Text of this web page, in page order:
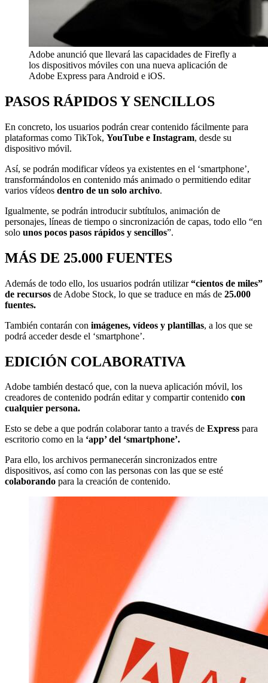
Adobe anunció que llevará las capacidades de Firefly a
los dispositivos móviles con una nueva aplicación de
Adobe Express para Android e iOS.
PASOS RÁPIDOS Y SENCILLOS
En concreto, los usuarios podrán crear contenido fácilmente para
plataformas como TikTok, YouTube e Instagram, desde su
dispositivo móvil.
Así, se podrán modificar vídeos ya existentes en el ‘smartphone’,
transformándolos en contenido más animado o permitiendo editar
varios vídeos dentro de un solo archivo.
Igualmente, se podrán introducir subtítulos, animación de
personajes, líneas de tiempo o sincronización de capas, todo ello “en
solo unos pocos pasos rápidos y sencillos”.
MÁS DE 25.000 FUENTES
Además de todo ello, los usuarios podrán utilizar“cientos de miles”
de recursos de Adobe Stock, lo que se traduce en más de 25.000
fuentes.
También contarán con imágenes, vídeos y plantillas, a los que se
podrá acceder desde el ‘smartphone’.
EDICIÓN COLABORATIVA
Adobe también destacó que, con la nueva aplicación móvil, los
creadores de contenido podrán editar y compartir contenido con
cualquier persona.
Esto se debe a que podrán colaborar tanto a través de Express para
escritorio como en la ‘app’ del ‘smartphone’.
Para ello, los archivos permanecerán sincronizados entre
dispositivos, así como con las personas con las que se esté
colaborando para la creación de contenido.